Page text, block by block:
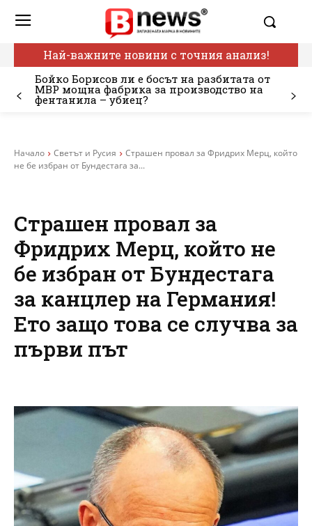
Най-важните новини с точния анализ!
Бойко Борисов ли е босът на разбитата от
МВР мощна фабрика за производство на
фентанила – убиец?
Начало Светът и Русия
Страшен провал за Фридрих Мерц, който
не бе избран от Бундестага за...
Страшен провал за
Фридрих Мерц, който не
бе избран от Бундестага
за канцлер на Германия!
Ето защо това се случва за
първи път